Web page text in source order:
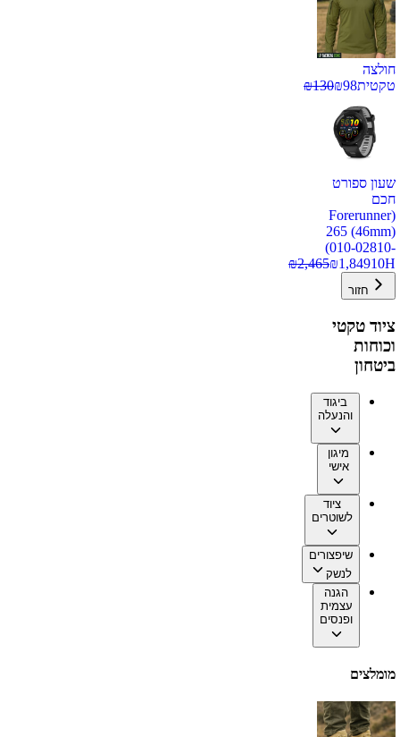
חולצה
טקטית
₪98
₪130
שעון ספורט
חכם
(Forerunner
265 (46mm)
(010-02810-
10H
₪1,849
₪2,465
חזור
ציוד טקטי
וכוחות
ביטחון
ביגוד
והנעלה
מיגון
אישי
ציוד
לשוטרים
שיפצורים
לנשק
הגנה
עצמית
ופנסים
מומלצים